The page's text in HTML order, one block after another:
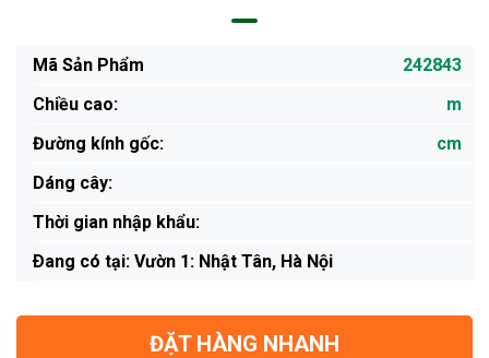
Mã Sản Phẩm
242843
Chiều cao:
m
Đường kính gốc:
cm
Dáng cây:
Thời gian nhập khẩu:
Ðang có tại: Vườn 1: Nhật Tân, Hà Nội
ĐẶT HÀNG NHANH